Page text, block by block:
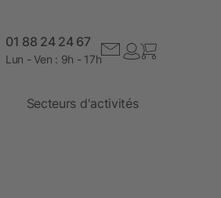
01 88 24 24 67
Lun - Ven : 9h - 17h
Secteurs d'activités